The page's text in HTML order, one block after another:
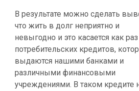
В результате можно сделать
что жить в долг неприятно и
невыгодно и это касается как раз
потребительских кредитов,
выдаются нашими банками и
различными финансовыми
учреждениями. В таком кредите